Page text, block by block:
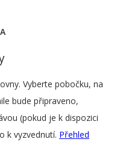
Vyberte pobočku, na
bude připraveno,
(pokud je k dispozici
k vyzvednutí. Přehled